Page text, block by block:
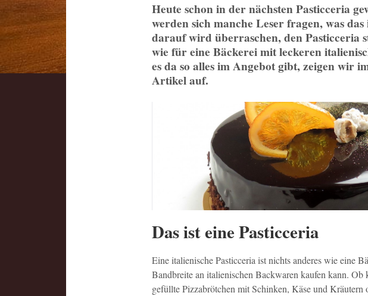
Heute schon in der nächsten Pasticceria
werden sich manche Leser fragen, was
darauf wird überraschen, den Pasticceria
wie für eine Bäckerei mit leckeren
es da so alles im Angebot gibt, zeigen wir
Artikel auf.
Das ist eine Pasticceria
Eine italienische Pasticceria ist nichts anderes wie eine
Bandbreite an italienischen Backwaren kaufen kann. Ob
gefüllte Pizzabrötchen mit Schinken, Käse und Kräutern